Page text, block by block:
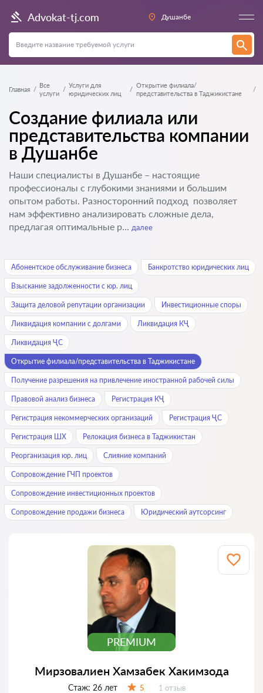
Advokat-tj.com Душанбе
Главная
Все
услуги
Услуги для
юридических лиц
Открытие филиала/
представительства в Таджикистане
Создание филиала или
представительства компании
в Душанбе
Наши специалисты в Душанбе – настоящие
профессионалы с глубокими знаниями и большим
опытом работы. Разносторонний подход позволяет
нам эффективно анализировать сложные дела,
предлагая оптимальные р... далее
Абонентское обслуживание бизнеса Банкротство юридических лиц
Взыскание задолженности с юр. лиц
Защита деловой репутации организации Инвестиционные споры
Ликвидация компании с долгами Ликвидация КҶ
Ликвидация ҶС
Открытие филиала/представительства в Таджикистане
Получение разрешения на привлечение иностранной рабочей силы
Правовой анализ бизнеса Регистрация КҶ
Регистрация некоммерческих организаций Регистрация ҶС
Регистрация ШХ Релокация бизнеса в Таджикистан
Реорганизация юр. лиц Слияние компаний
Сопровождение ГЧП проектов
Сопровождение инвестиционных проектов
Сопровождение продажи бизнеса Юридический аутсорсинг
PREMIUM
Мирзовалиен Хамзабек Хакимзода
Стаж: 26 лет 5 Отзывов:
1 отзыв